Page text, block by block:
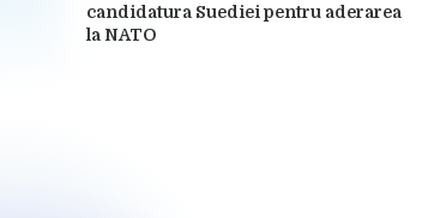
candidatura Suediei pentru aderarea
la NATO